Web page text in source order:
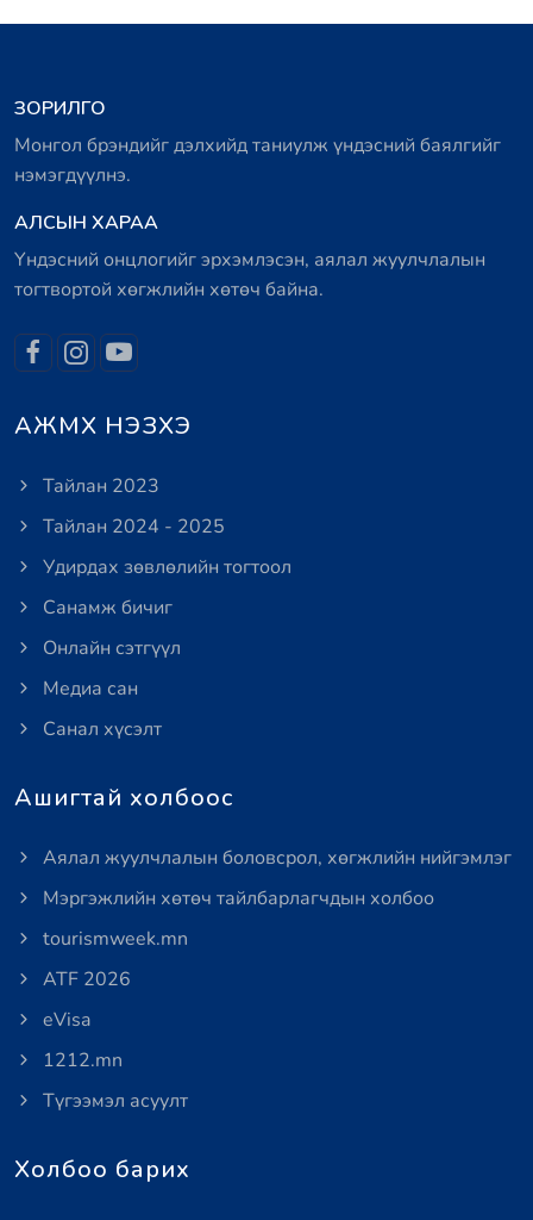
ЗОРИЛГО
Монгол брэндийг дэлхийд таниулж үндэсний баялгийг
нэмэгдүүлнэ.
АЛСЫН ХАРАА
Үндэсний онцлогийг эрхэмлэсэн, аялал жуулчлалын
тогтвортой хөгжлийн хөтөч байна.
АЖМХ НЭЗХЭ
Тайлан 2023
Тайлан 2024 - 2025
Удирдах зөвлөлийн тогтоол
Санамж бичиг
Онлайн сэтгүүл
Медиа сан
Санал хүсэлт
Ашигтай холбоос
Аялал жуулчлалын боловсрол, хөгжлийн нийгэмлэг
Мэргэжлийн хөтөч тайлбарлагчдын холбоо
tourismweek.mn
ATF 2026
eVisa
1212.mn
Түгээмэл асуулт
Холбоо барих